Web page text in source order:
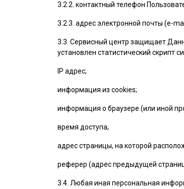
3.2.2. контактный телефон
3.2.3. адрес электронной почты (e-
3.3. Сервисный центр защищает
установлен статистический скрипт
IP адрес;
информация из cookies;
информация о браузере (или иной
время доступа;
адрес страницы, на которой
реферер (адрес предыдущей
3.4. Любая иная персональная